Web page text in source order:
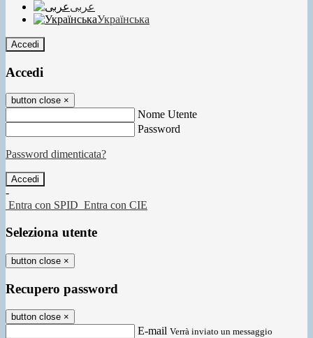
عربى
Українська
Accedi
Accedi
button close ×
Nome Utente
Password
Password dimenticata?
-
Entra con SPID Entra con CIE
Seleziona utente
button close ×
Recupero password
button close ×
E-mail Verrà inviato un messaggio